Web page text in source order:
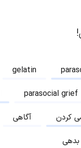
gelatin
parasocial grief
آگاهی کردن
بدهی